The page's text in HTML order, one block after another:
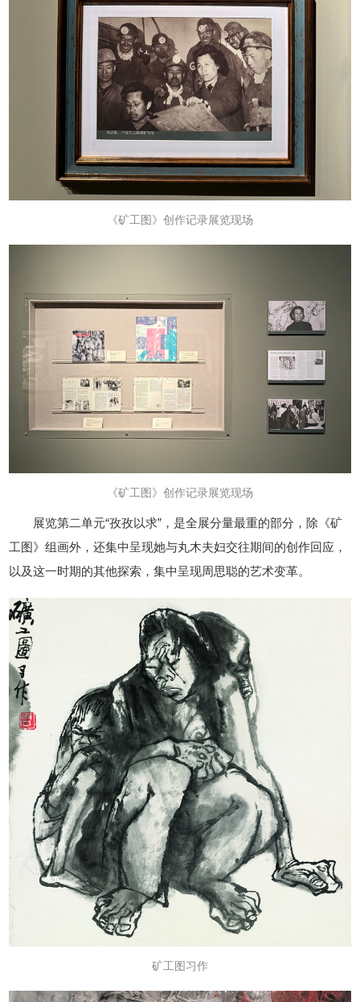
《矿工图》 创作记录展览现场
《矿工图》 创作记录展览现场
展览第二单元“孜孜以求”，是全展分量最重的部分，除《矿
工图》组画外，还集中呈现她与丸木夫妇交往期间的创作回应，
以及这一时期的其他探索，集中呈现周思聪的艺术变革。
矿工图习作